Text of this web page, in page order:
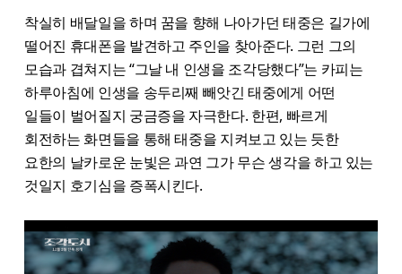
착실히 배달일을 하며 꿈을 향해 나아가던 태중은 길가에
떨어진 휴대폰을 발견하고 주인을 찾아준다. 그런 그의
모습과 겹쳐지는 “그날 내 인생을 조각당했다”는 카피는
하루아침에 인생을 송두리째 빼앗긴 태중에게 어떤
일들이 벌어질지 궁금증을 자극한다. 한편, 빠르게
회전하는 화면들을 통해 태중을 지켜보고 있는 듯한
요한의 날카로운 눈빛은 과연 그가 무슨 생각을 하고 있는
것일지 호기심을 증폭시킨다.